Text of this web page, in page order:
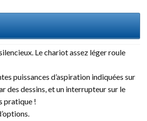
Le chariot assez léger roule
puissances d’aspiration indiquées sur
des dessins, et un interrupteur sur le
pratique !